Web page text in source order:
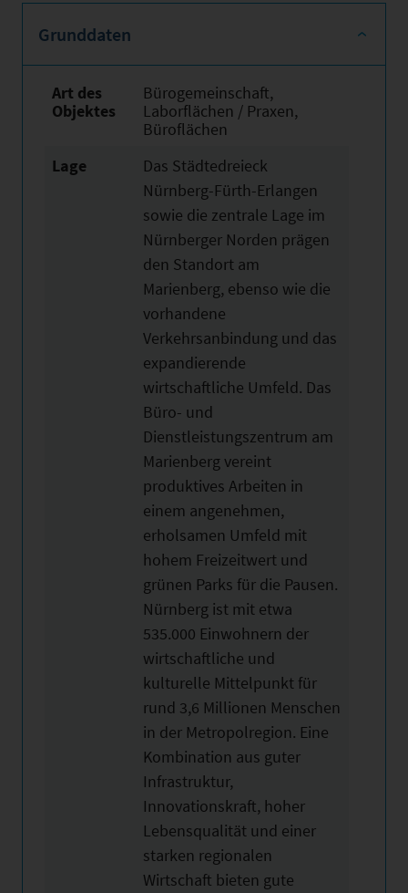
Grunddaten
Art des
Objektes
Bürogemeinschaft,
Laborflächen / Praxen,
Büroflächen
Lage
Das Städtedreieck
Nürnberg-Fürth-Erlangen
sowie die zentrale Lage im
Nürnberger Norden prägen
den Standort am
Marienberg, ebenso wie die
vorhandene
Verkehrsanbindung und das
expandierende
wirtschaftliche Umfeld. Das
Büro- und
Dienstleistungszentrum am
Marienberg vereint
produktives Arbeiten in
einem angenehmen,
erholsamen Umfeld mit
hohem Freizeitwert und
grünen Parks für die Pausen.
Nürnberg ist mit etwa
535.000 Einwohnern der
wirtschaftliche und
kulturelle Mittelpunkt für
rund 3,6 Millionen Menschen
in der Metropolregion. Eine
Kombination aus guter
Infrastruktur,
Innovationskraft, hoher
Lebensqualität und einer
starken regionalen
Wirtschaft bieten gute